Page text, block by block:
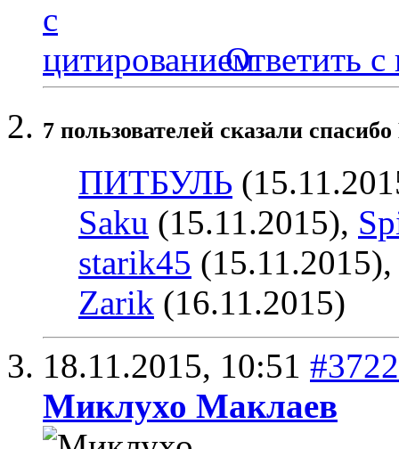
Ответить с
7 пользователей сказали
ПИТБУЛЬ
Saku (15.11.2015),
starik45
Zarik (16.11.2015)
18.11.2015, 10:51 #3722
Миклухо Маклаев